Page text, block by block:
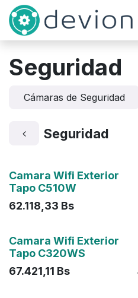
Ir al contenido
Seguridad
Cámaras de Seguridad
Seguridad
Camara Wifi Exterior
Tapo C510W
62.118,33 Bs
Agotado
Camara Wifi Exterior
Tapo C320WS
67.421,11 Bs